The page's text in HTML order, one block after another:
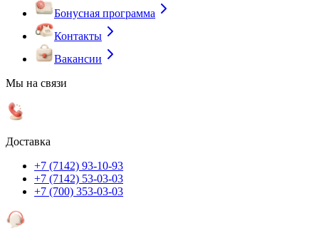
Бонусная программа
Контакты
Вакансии
Мы на связи
Доставка
+7 (7142) 93-10-93
+7 (7142) 53-03-03
+7 (700) 353-03-03